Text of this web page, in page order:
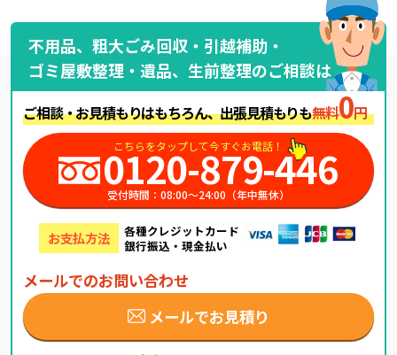
不用品、粗大ごみ回収・引越補助・
ゴミ屋敷整理・遺品、生前整理のご相談は
ご相談・お見積もりはもちろん、出張見積もりも無料0円
こちらをタップして今すぐお電話！
0120-879-446
受付時間：08:00～24:00（年中無休）
お支払方法
各種クレジットカード
銀行振込・現金払い
メールでのお問い合わせ
メールでお見積り